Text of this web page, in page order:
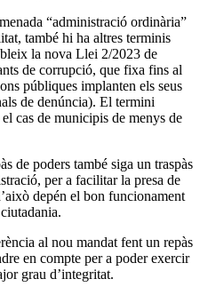
“administració ordinària”
també hi ha altres terminis
la nova Llei 2/2023 de
de corrupció, que fixa fins al
públiques implanten els seus
de denúncia). El termini
cas de municipis de menys de
de poders també siga un traspàs
per a facilitar la presa de
depén el bon funcionament
al nou mandat fent un repàs
en compte per a poder exercir
grau d’integritat.